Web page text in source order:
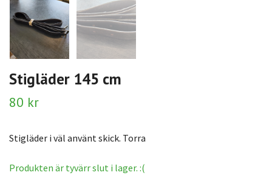
Stigläder 145 cm
80 kr
Stigläder i väl använt skick. Torra
Produkten är tyvärr slut i lager. :(